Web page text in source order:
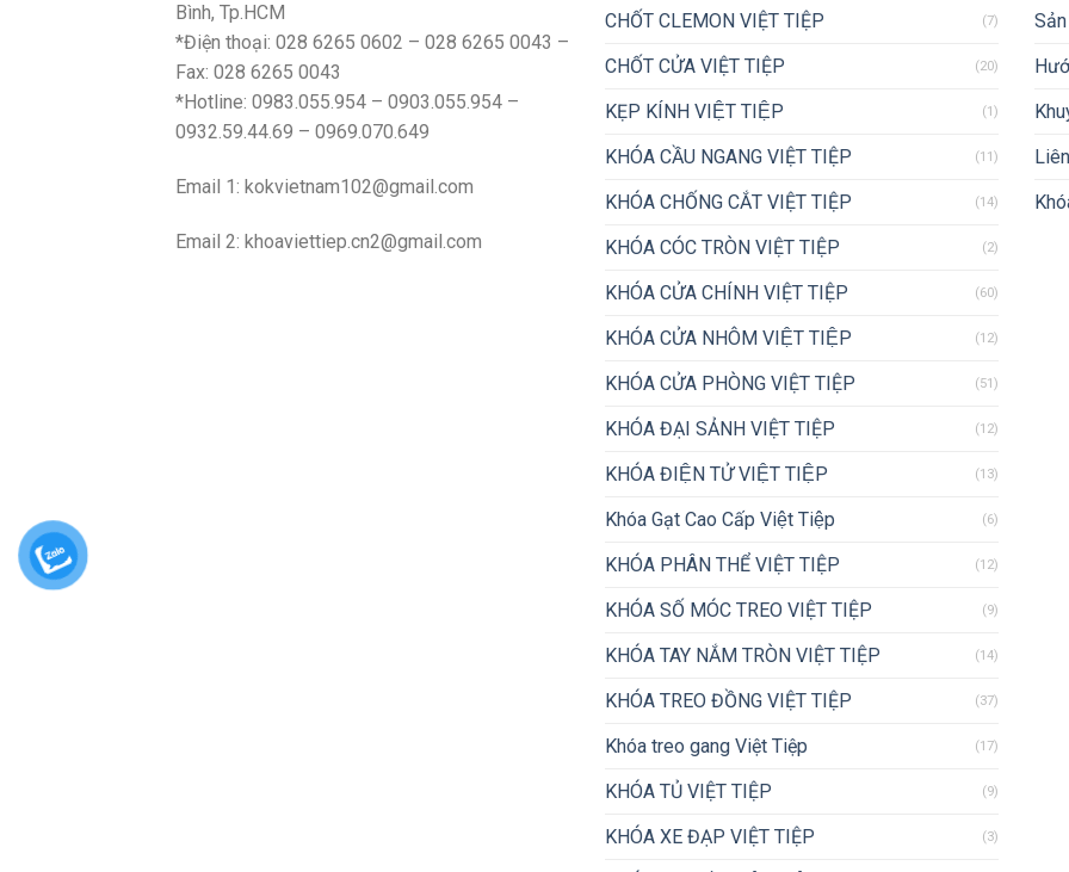
Bình, Tp.HCM
*Điện thoại: 028 6265 0602 – 028 6265 0043 –
Fax: 028 6265 0043
*Hotline: 0983.055.954 – 0903.055.954 –
0932.59.44.69 – 0969.070.649
Email 1: kokvietnam102@gmail.com
Email 2: khoaviettiep.cn2@gmail.com
CHỐT CLEMON VIỆT TIỆP (7)
CHỐT CỬA VIỆT TIỆP (20)
KẸP KÍNH VIỆT TIỆP (1)
KHÓA CẦU NGANG VIỆT TIỆP (11)
KHÓA CHỐNG CẮT VIỆT TIỆP (14)
KHÓA CÓC TRÒN VIỆT TIỆP (2)
KHÓA CỬA CHÍNH VIỆT TIỆP (60)
KHÓA CỬA NHÔM VIỆT TIỆP (12)
KHÓA CỬA PHÒNG VIỆT TIỆP (51)
KHÓA ĐẠI SẢNH VIỆT TIỆP (12)
KHÓA ĐIỆN TỬ VIỆT TIỆP (13)
Khóa Gạt Cao Cấp Việt Tiệp (6)
KHÓA PHÂN THỂ VIỆT TIỆP (12)
KHÓA SỐ MÓC TREO VIỆT TIỆP (9)
KHÓA TAY NẮM TRÒN VIỆT TIỆP (14)
KHÓA TREO ĐỒNG VIỆT TIỆP (37)
Khóa treo gang Việt Tiệp (17)
KHÓA TỦ VIỆT TIỆP (9)
KHÓA XE ĐẠP VIỆT TIỆP (3)